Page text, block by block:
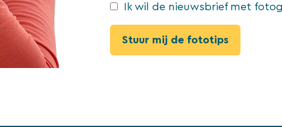
Ik wil de nieuwsbrief met